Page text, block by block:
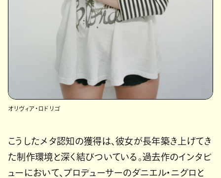
オリヴィア・ロドリゴ
こうしたメタ認知の獲得は、彼女が長年築き上げてき
た制作環境と深く結びついている。過去作のインタビ
ューにおいて、プロデューサーのダニエル・ニグロと